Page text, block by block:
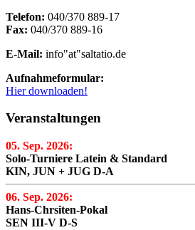
Telefon: 040/370 889-17
Fax: 040/370 889-16
E-Mail: info"at"saltatio.de
Aufnahmeformular:
Hier downloaden!
Veranstaltungen
05. Sep. 2026:
Solo-Turniere Latein & Standard
KIN, JUN + JUG D-A
06. Sep. 2026:
Hans-Chrsiten-Pokal
SEN III-V D-S